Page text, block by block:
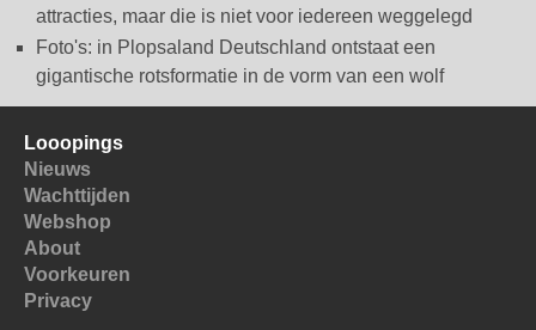
attracties, maar die is niet voor iedereen weggelegd
Foto's: in Plopsaland Deutschland ontstaat een
gigantische rotsformatie in de vorm van een wolf
Looopings
Nieuws
Wachttijden
Webshop
About
Voorkeuren
Privacy